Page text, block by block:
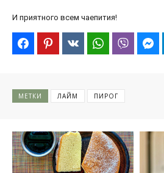
И приятного всем чаепития!
МЕТКИ ЛАЙМ ПИРОГ